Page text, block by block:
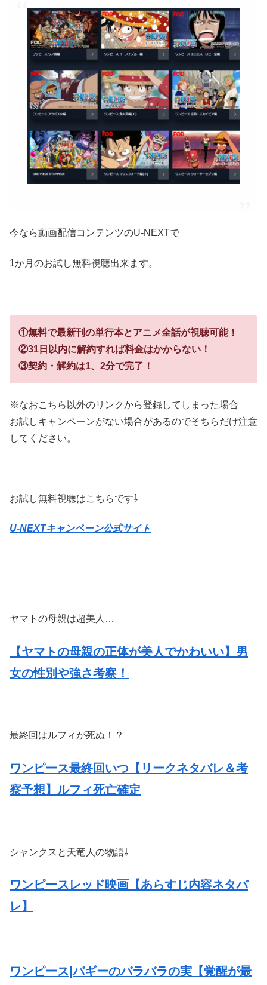
今なら動画配信コンテンツのU-NEXTで
1か月のお試し無料視聴出来ます。
①無料で最新刊の単行本とアニメ全話が視聴可能！
②31日以内に解約すれば料金はかからない！
③契約・解約は1、2分で完了！
※なおこちら以外のリンクから登録してしまった場合
お試しキャンペーンがない場合があるのでそちらだけ注意
してください。
お試し無料視聴はこちらです⇩
U-NEXTキャンペーン公式サイト
ヤマトの母親は超美人…
【ヤマトの母親の正体が美人でかわいい】男
女の性別や強さ考察！
最終回はルフィが死ぬ！？
ワンピース最終回いつ【リークネタバレ＆考
察予想】ルフィ死亡確定
シャンクスと天竜人の物語⇩
ワンピースレッド映画【あらすじ内容ネタバ
レ】
ワンピース|バギーのバラバラの実【覚醒が最